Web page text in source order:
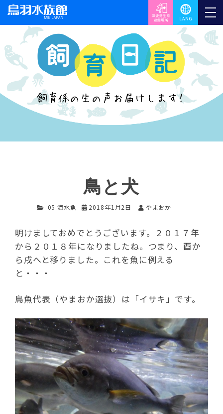
鳥と犬
05 海水魚 2018年1月2日 やまおか
明けましておめでとうございます。２０１７年
から２０１８年になりましたね。つまり、酉か
ら戌へと移りました。これを魚に例える
と・・・
鳥魚代表（やまおか選抜）は「イサキ」です。